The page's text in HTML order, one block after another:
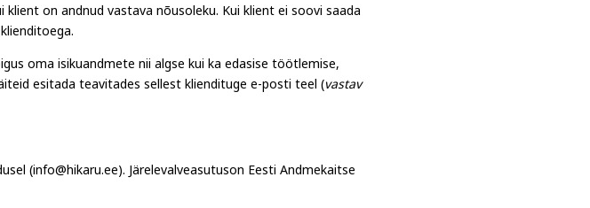
on andnud vastava nõusoleku. Kui klient ei soovi saada
oma isikuandmete nii algse kui ka edasise töötlemise,
esitada teavitades sellest kliendituge e-postiteel(vastav
(info@hikaru.ee). Järelevalveasutuson Eesti Andmekaitse